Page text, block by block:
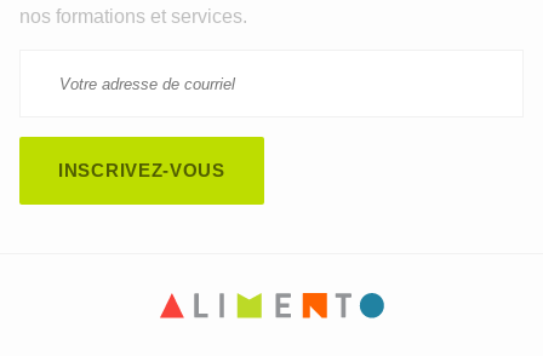
nos formations et services.